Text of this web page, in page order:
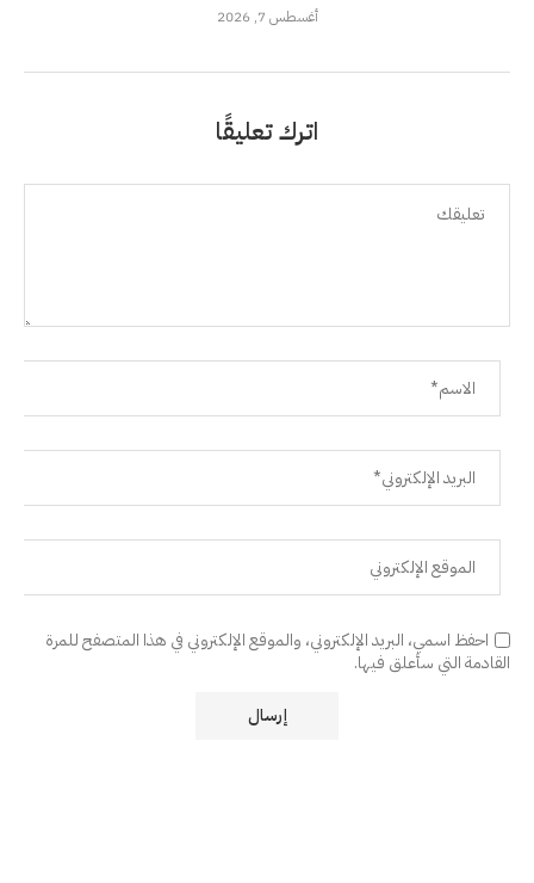
أغسطس 7, 2026
اترك تعليقًا
احفظ اسمي، البريد الإلكتروني، والموقع الإلكتروني في هذا المتصفح للمرة
القادمة التي سأعلق فيها.